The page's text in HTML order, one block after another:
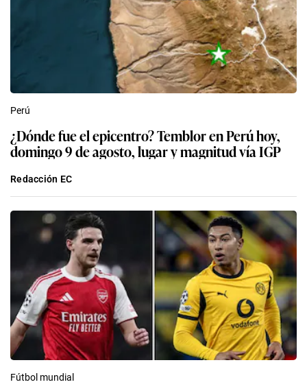
Perú
¿Dónde fue el epicentro? Temblor en Perú hoy,
domingo 9 de agosto, lugar y magnitud vía IGP
Redacción EC
Fútbol mundial